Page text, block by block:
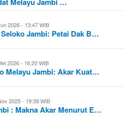
2026 - 13:47 WIB
Jambi: Petai Dak B…
2026 - 16:20 WIB
Melayu Jambi: Akar Kuat…
2025 - 19:39 WIB
: Makna Akar Menurut E…